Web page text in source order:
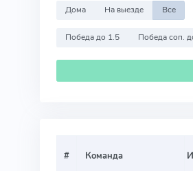
Дома На выезде Все
Победа до 1.5 Победа соп.
# Команда И